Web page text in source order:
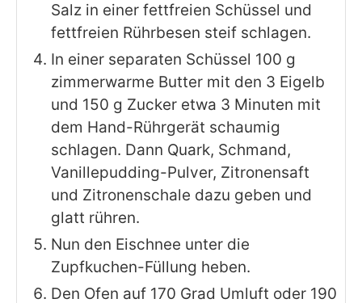
Salz in einer fettfreien Schüssel und
fettfreien Rührbesen steif schlagen.
In einer separaten Schüssel 100 g
zimmerwarme Butter mit den 3 Eigelb
und 150 g Zucker etwa 3 Minuten mit
dem Hand-Rührgerät schaumig
schlagen. Dann Quark, Schmand,
Vanillepudding-Pulver, Zitronensaft
und Zitronenschale dazu geben und
glatt rühren.
Nun den Eischnee unter die
Zupfkuchen-Füllung heben.
Den Ofen auf 170 Grad Umluft oder 190